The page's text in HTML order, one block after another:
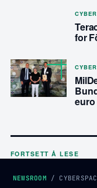
for
euro
FORTSETT Å LESE
NEWSROOM /